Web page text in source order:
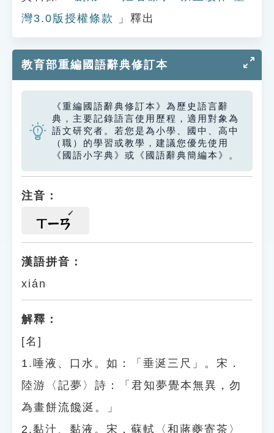
灣3.0版授權條款
」釋出
教育部重編國語辭典修訂本
《重編國語辭典修訂本》為歷史語言辭
典，主要記錄語言使用歷程，適用對象為
語文研究者。若您是為小學、國中、高中
（職）的學習或教學，建議您優先使用
《國語小字典》或《國語辭典簡編本》。
注音：
ㄒㄧㄢ
漢語拼音：
xián
解釋：
[名]
1.唾液、口水。如：「垂涎三尺」。宋．
陸游〈記夢〉詩：「君知夢覺本無異，勿
為畫餅流饞涎。」
2.黏汁、黏液。宋．蘇軾〈和蔣夔寄茶〉